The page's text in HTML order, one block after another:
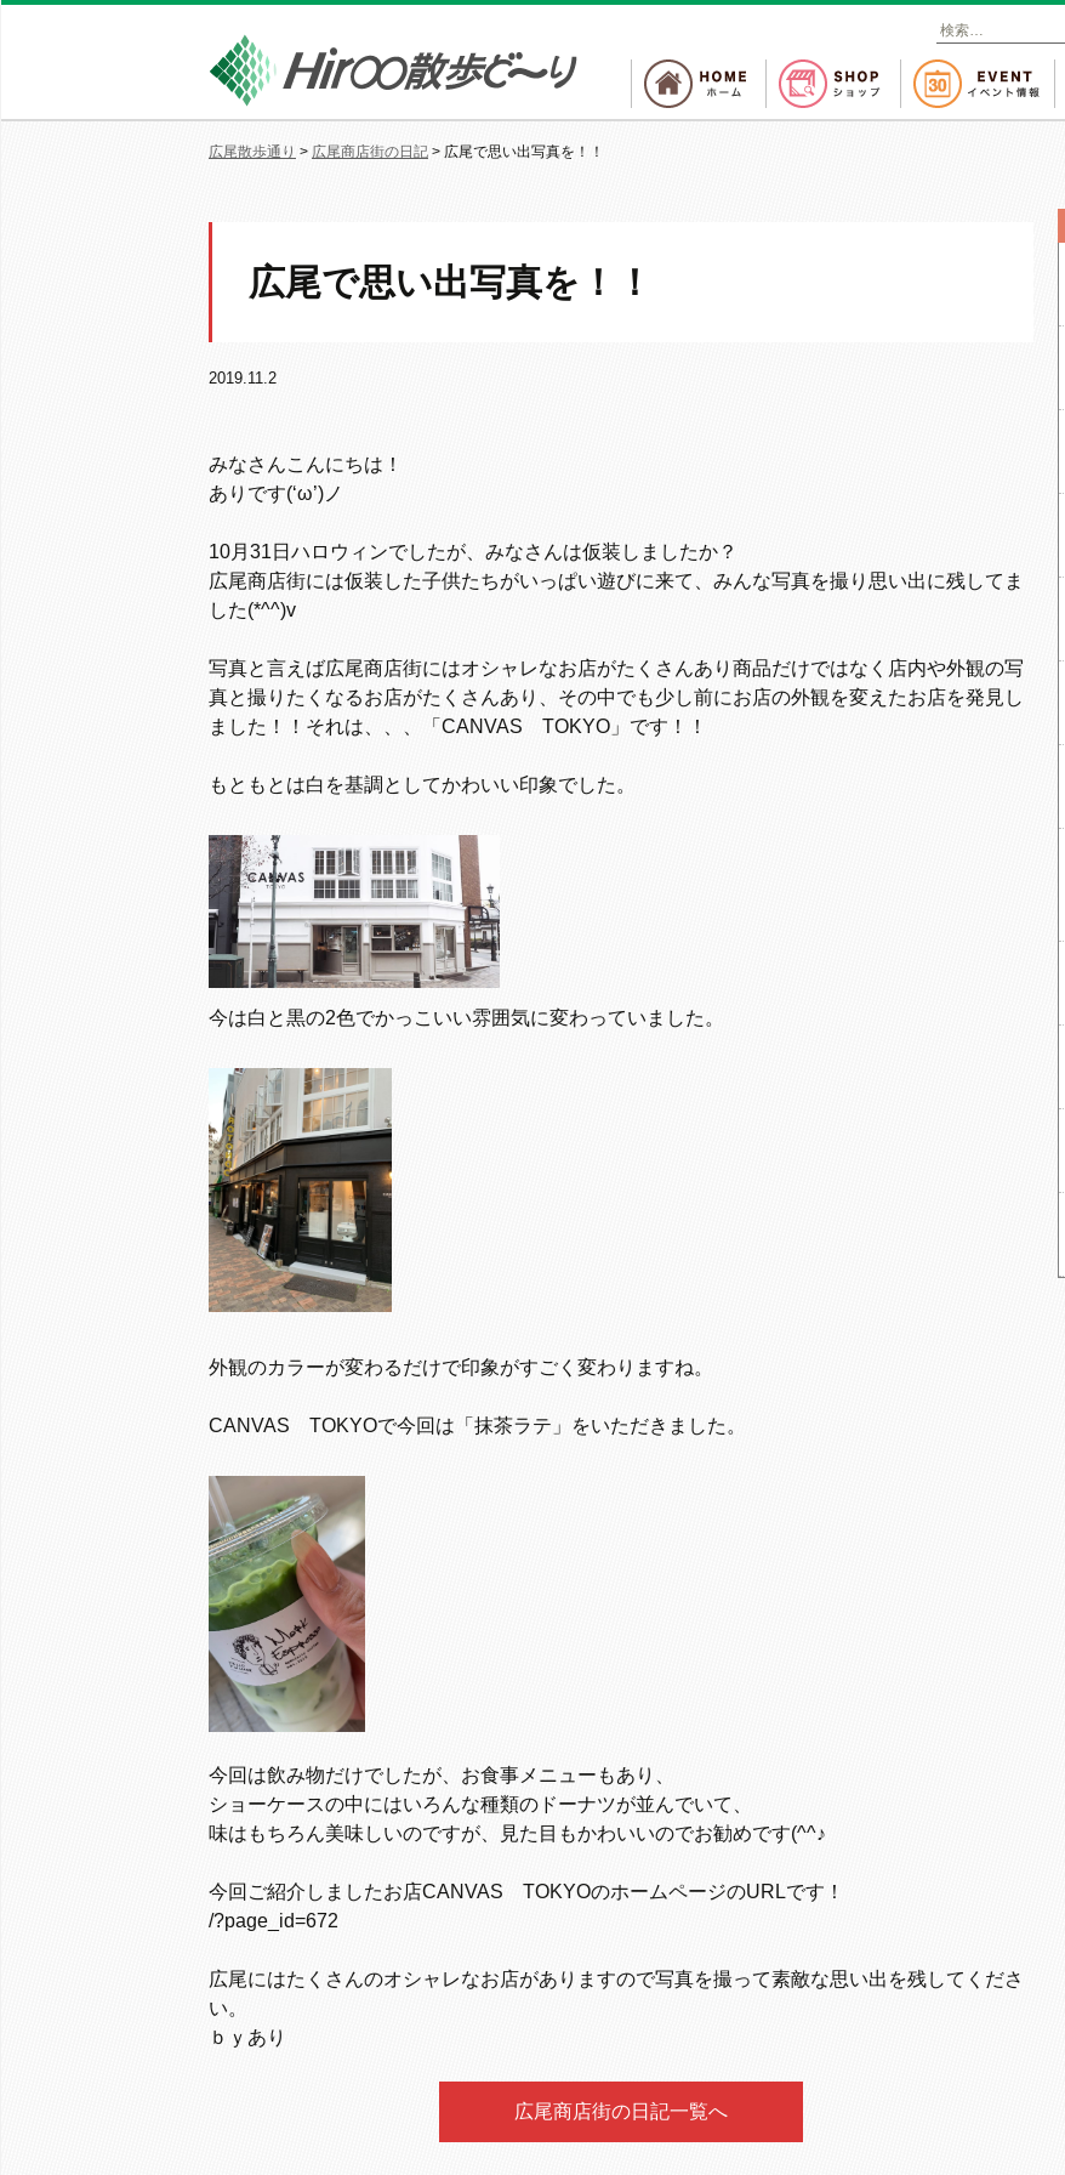
検
:
広尾散歩通り > 広尾商店街の日記 > 広尾で思い出写真を！！
広尾で思い出写真を！！
2019.11.2
みなさんこんにちは！
ありです(‘ω’)ノ
10月31日ハロウィンでしたが、みなさんは仮装しましたか？
広尾商店街には仮装した子供たちがいっぱい遊びに来て、みんな写真を撮り思い出に残してま
した(*^^)v
写真と言えば広尾商店街にはオシャレなお店がたくさんあり商品だけではなく店内や外観の写
真と撮りたくなるお店がたくさんあり、その中でも少し前にお店の外観を変えたお店を発見し
ました！！それは、、、「CANVAS TOKYO」です！！
もともとは白を基調としてかわいい印象でした。
今は白と黒の2色でかっこいい雰囲気に変わっていました。
外観のカラーが変わるだけで印象がすごく変わりますね。
CANVAS TOKYOで今回は「抹茶ラテ」をいただきました。
今回は飲み物だけでしたが、お食事メニューもあり、
ショーケースの中にはいろんな種類のドーナツが並んでいて、
味はもちろん美味しいのですが、見た目もかわいいのでお勧めです(^^♪
今回ご紹介しましたお店CANVAS TOKYOのホームページのURLです！
/?page_id=672
広尾にはたくさんのオシャレなお店がありますので写真を撮って素敵な思い出を残してくださ
い。
ｂｙあり
広尾商店街の日記一覧へ